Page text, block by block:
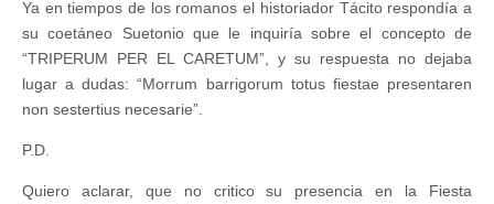
Ya en tiempos de los romanos el historiador Tácito respondía a
su coetáneo Suetonio que le inquiría sobre el concepto de
“TRIPERUM PER EL CARETUM”, y su respuesta no dejaba
lugar a dudas: “Morrum barrigorum totus fiestae presentaren
non sestertius necesarie”.
P.D.
Quiero aclarar, que no critico su presencia en la Fiesta